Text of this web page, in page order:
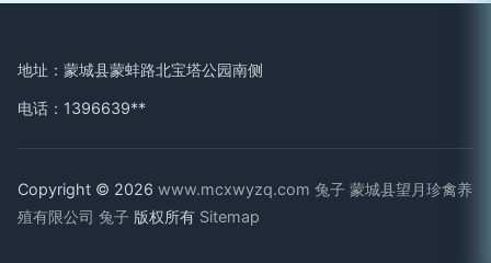
地址：蒙城县蒙蚌路北宝塔公园南侧
电话：1396639**
Copyright © 2026 www.mcxwyzq.com 兔子 蒙城县望月珍禽养
殖有限公司 兔子 版权所有 Sitemap